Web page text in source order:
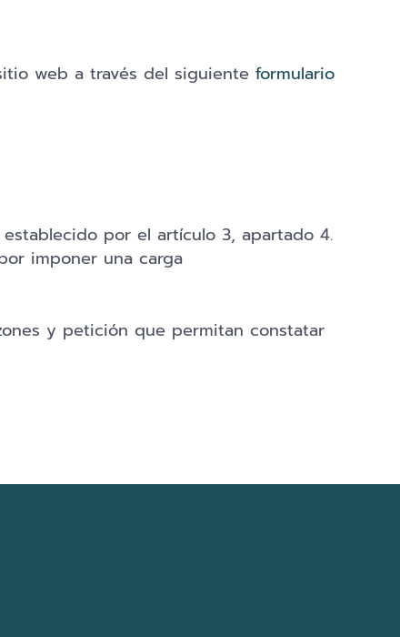
web a través del siguiente formulario
por el artículo 3, apartado 4.
imponer una carga
y petición que permitan constatar